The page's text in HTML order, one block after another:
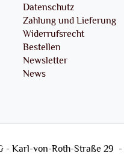
Datenschutz
Zahlung und Lieferung
Widerrufsrecht
Bestellen
Newsletter
News
- Karl-von-Roth-Straße 29